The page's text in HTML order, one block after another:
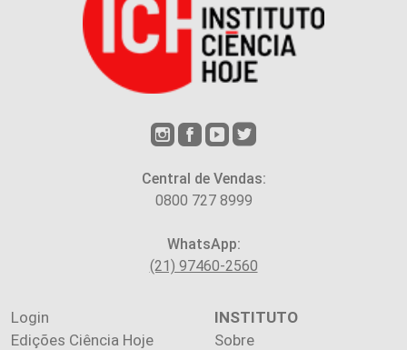
Central de Vendas:
0800 727 8999
WhatsApp:
(21) 97460-2560
Login
Edições Ciência Hoje
INSTITUTO
Sobre